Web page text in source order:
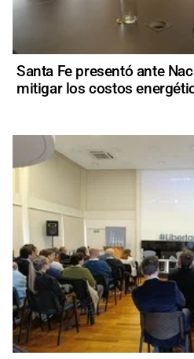
Santa Fe presentó ante
mitigar los costos